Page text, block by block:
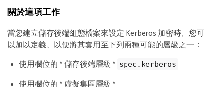
關於這項工作
當您建立儲存後端組態檔案來設定 Kerberos 加密時、您可
以加以定義、以便將其套用至下列兩種可能的層級之一：
使用欄位的 * 儲存後端層級 * spec.kerberos
使用欄位的 * 虛擬集區層級 *